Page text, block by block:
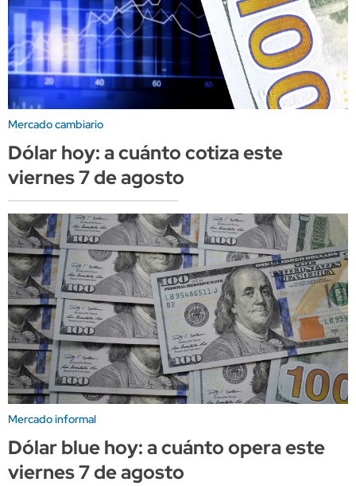
Mercado cambiario
Dólar hoy: a cuánto cotiza este
viernes 7 de agosto
Mercado informal
Dólar blue hoy: a cuánto opera este
viernes 7 de agosto